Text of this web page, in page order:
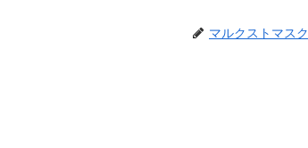
マルクストマスク